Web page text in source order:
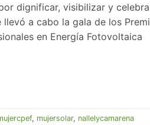
dignificar, visibilizar y
a cabo la gala de los
en Energía Fotovoltaica
, mujersolar, nallelycamarena